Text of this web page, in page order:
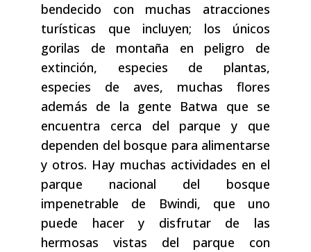
bendecido con muchas atracciones
turísticas que incluyen; los únicos
gorilas de montaña en peligro de
extinción, especies de plantas,
especies de aves, muchas flores
además de la gente Batwa que se
encuentra cerca del parque y que
dependen del bosque para alimentarse
y otros. Hay muchas actividades en el
parque nacional del bosque
impenetrable de Bwindi, que uno
puede hacer y disfrutar de las
hermosas vistas del parque con